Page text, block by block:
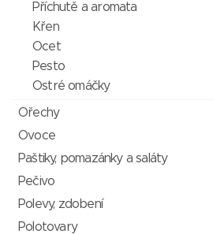
Příchutě a aromata
Křen
Ocet
Pesto
Ostré omáčky
Ořechy
Ovoce
Paštiky, pomazánky a saláty
Pečivo
Polevy, zdobení
Polotovary